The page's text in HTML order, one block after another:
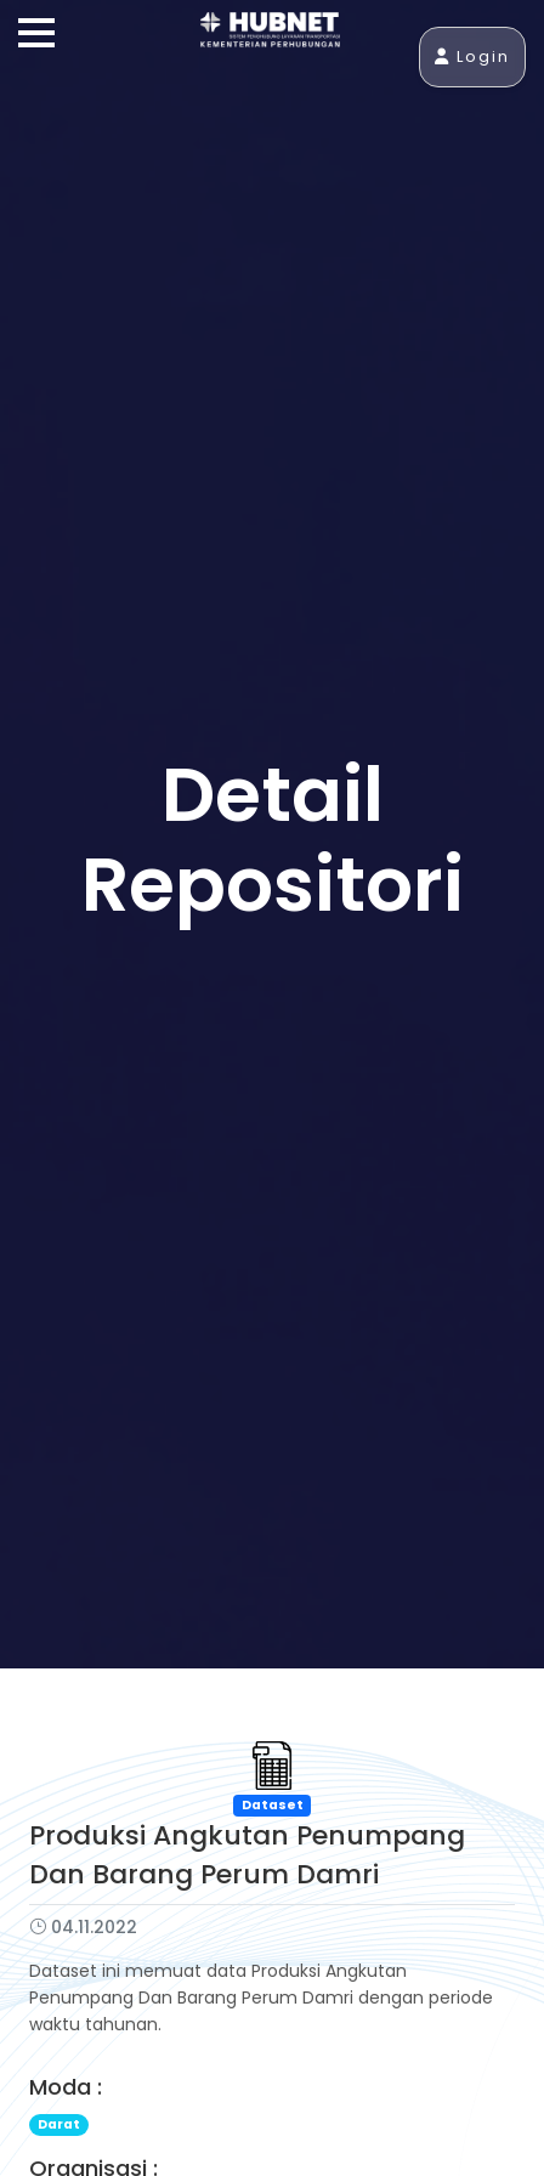
Detail
Repositori
Dataset
Produksi Angkutan Penumpang
Dan Barang Perum Damri
04.11.2022
Dataset ini memuat data Produksi Angkutan
Penumpang Dan Barang Perum Damri dengan periode
waktu tahunan.
Moda :
Darat
Organisasi :
Login